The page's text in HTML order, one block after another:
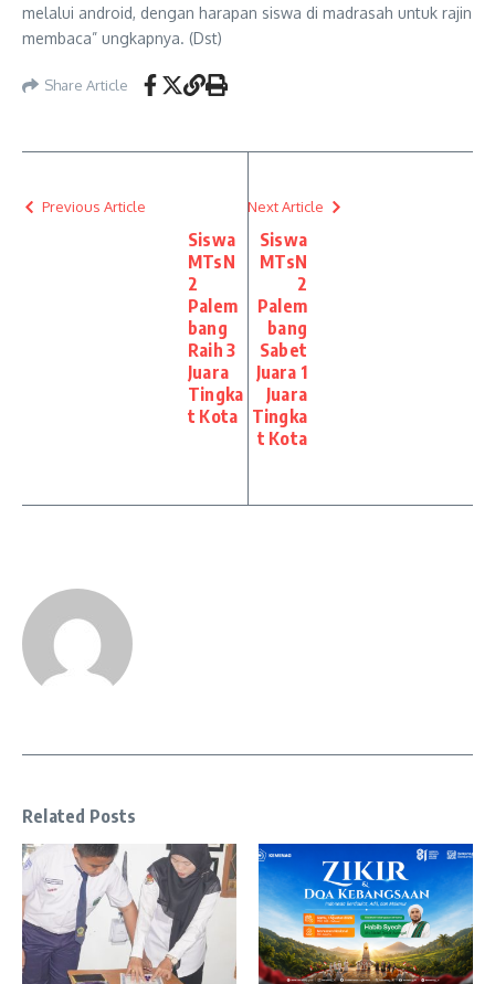
melalui android, dengan harapan siswa di madrasah untuk rajin
membaca” ungkapnya. (Dst)
Share Article
Previous Article
Siswa
MTsN
2
Palem
bang
Raih 3
Juara
Tingka
t Kota
Next Article
Siswa
MTsN
2
Palem
bang
Sabet
Juara 1
Juara
Tingka
t Kota
Related Posts